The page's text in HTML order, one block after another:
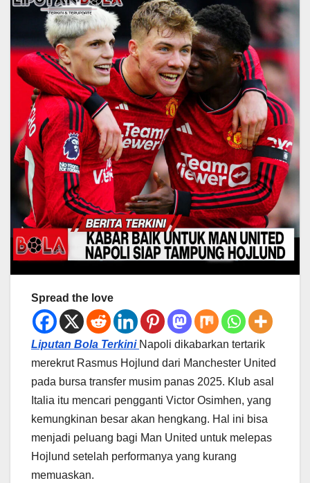
Spread the love
Liputan Bola Terkini Napoli dikabarkan tertarik
merekrut Rasmus Hojlund dari Manchester United
pada bursa transfer musim panas 2025. Klub asal
Italia itu mencari pengganti Victor Osimhen, yang
kemungkinan besar akan hengkang. Hal ini bisa
menjadi peluang bagi Man United untuk melepas
Hojlund setelah performanya yang kurang
memuaskan.